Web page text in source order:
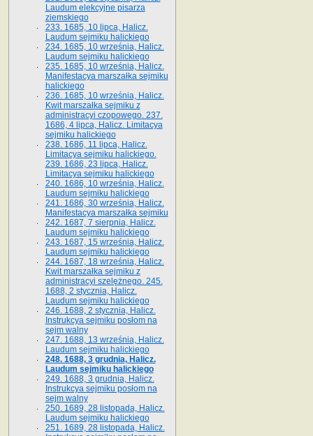
Laudum elekcyjne pisarza
ziemskiego
233. 1685, 10 lipca, Halicz.
Laudum sejmiku halickiego
234. 1685, 10 września, Halicz.
Laudum sejmiku halickiego
235. 1685, 10 września, Halicz.
Manifestacya marszałka sejmiku
halickiego
236. 1685, 10 września, Halicz.
Kwit marszałka sejmiku z
administracyi czopowego. 237.
1686, 4 lipca, Halicz. Limitacya
sejmiku halickiego
238. 1686, 11 lipca, Halicz.
Limitacya sejmiku halickiego.
239. 1686, 23 lipca, Halicz.
Limitacya sejmiku halickiego
240. 1686, 10 września, Halicz.
Laudum sejmiku halickiego
241. 1686, 30 września, Halicz.
Manifestacya marszałka sejmiku
242. 1687, 7 sierpnia, Halicz.
Laudum sejmiku halickiego
243. 1687, 15 września, Halicz.
Laudum sejmiku halickiego
244. 1687, 18 września, Halicz.
Kwit marszałka sejmiku z
administracyi szelężnego. 245.
1688, 2 stycznia, Halicz.
Laudum sejmiku halickiego
246. 1688, 2 stycznia, Halicz.
Instrukcya sejmiku posłom na
sejm walny
247. 1688, 13 września, Halicz.
Laudum sejmiku halickiego
248. 1688, 3 grudnia, Halicz.
Laudum sejmiku halickiego
249. 1688, 3 grudnia, Halicz.
Instrukcya sejmiku posłom na
sejm walny
250. 1689, 28 listopada, Halicz.
Laudum sejmiku halickiego
251. 1689, 28 listopada, Halicz.